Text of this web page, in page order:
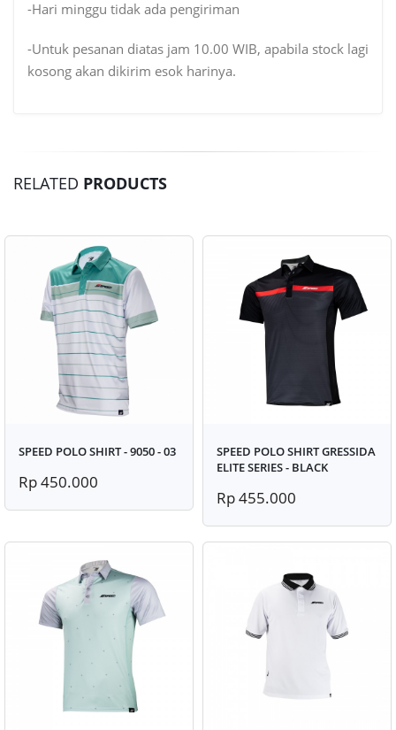
-Hari minggu tidak ada pengiriman
-Untuk pesanan diatas jam 10.00 WIB, apabila stock lagi
kosong akan dikirim esok harinya.
RELATED PRODUCTS
SPEED POLO SHIRT - 9050 - 03
Rp 450.000
SPEED POLO SHIRT GRESSIDA
ELITE SERIES - BLACK
Rp 455.000